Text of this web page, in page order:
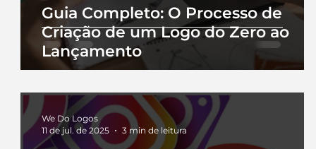
Guia Completo: O Processo de
Criação de um Logo do Zero ao
Lançamento
We Do Logos
11 de jul. de 2025
3 min de leitura